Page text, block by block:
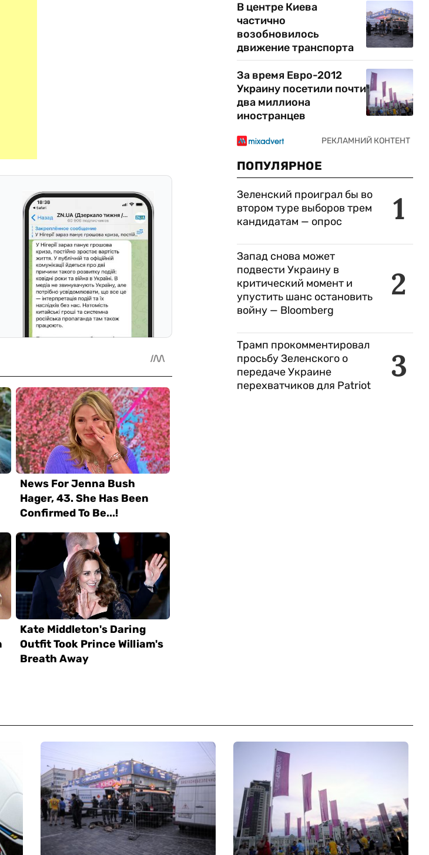
В центре Киева
частично
возобновилось
движение транспорта
За время Евро-2012
Украину посетили почти
два миллиона
иностранцев
ПОПУЛЯРНОЕ
1
Зеленский проиграл бы во
втором туре выборов трем
кандидатам — опрос
2
Запад снова может
подвести Украину в
критический момент и
упустить шанс остановить
войну — Bloomberg
3
Трамп прокомментировал
просьбу Зеленского о
передаче Украине
перехватчиков для Patriot